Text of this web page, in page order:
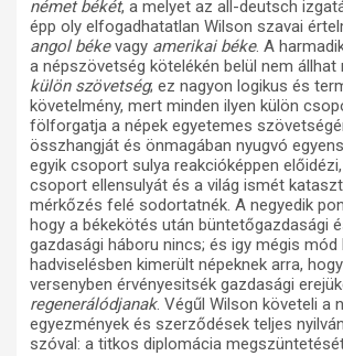
német békét, a melyet az all-deutsch
épp oly elfogadhatatlan Wilson szavai
angol békevagy amerikai béke. A
a népszövetség kötelékén belül nem állhat
külön szövetség; ez nagyon logikus és
követelmény, mert minden ilyen külön
fölforgatja a népek egyetemes
összhangját és önmagában nyugvó
egyik csoport sulya reakcióképpen
csoport ellensulyát és a világ ismét
mérkőzés felé sodortatnék. A negyedik
hogy a békekötés után büntetőgazdasági
gazdasági háboru nincs; és igy mégis mód
hadviselésben kimerült népeknek arra,
versenyben érvényesitsék gazdasági
regenerálódjanak. Végűl Wilson követeli a
egyezmények és szerződések teljes
szóval: a titkos diplomácia